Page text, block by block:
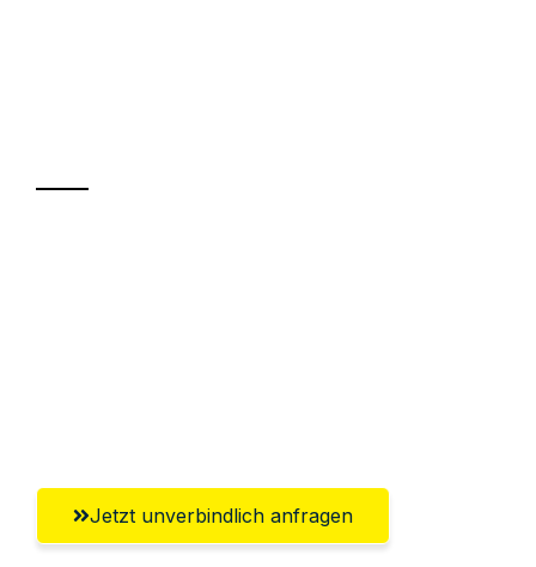
Jetzt unverbindlich anfragen